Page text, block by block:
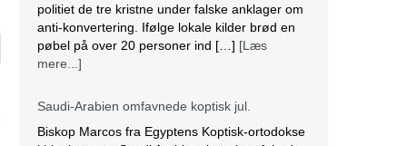
politiet de tre kristne under falske anklager om
anti-konvertering. Ifølge lokale kilder brød en
pøbel på over 20 personer ind […] [Læs
mere...]
Saudi-Arabien omfavnede koptisk jul.
Biskop Marcos fra Egyptens Koptisk-ortodokse